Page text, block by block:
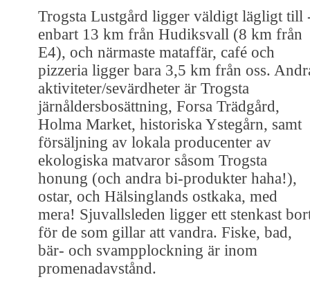
Trogsta Lustgård ligger väldigt lägligt till
enbart 13 km från Hudiksvall (8 km från
E4), och närmaste mataffär, café och
pizzeria ligger bara 3,5 km från oss.
aktiviteter/sevärdheter är Trogsta
järnåldersbosättning, Forsa Trädgård,
Holma Market, historiska Ystegårn, samt
försäljning av lokala producenter av
ekologiska matvaror såsom Trogsta
honung (och andra bi-produkter haha!),
ostar, och Hälsinglands ostkaka, med
mera! Sjuvallsleden ligger ett stenkast
för de som gillar att vandra. Fiske, bad,
bär- och svampplockning är inom
promenadavstånd.